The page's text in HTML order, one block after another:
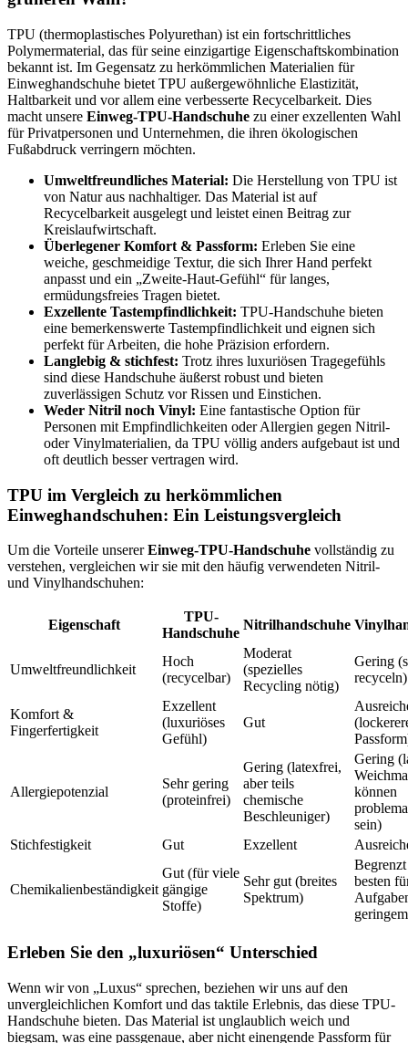
TPU (thermoplastisches Polyurethan) ist ein fortschrittliches
Polymermaterial, das für seine einzigartige Eigenschaftskombination
bekannt ist. Im Gegensatz zu herkömmlichen Materialien für
Einweghandschuhe bietet TPU außergewöhnliche Elastizität,
Haltbarkeit und vor allem eine verbesserte Recycelbarkeit. Dies
macht unsere Einweg-TPU-Handschuhe zu einer exzellenten Wahl
für Privatpersonen und Unternehmen, die ihren ökologischen
Fußabdruck verringern möchten.
Umweltfreundliches Material: Die Herstellung von TPU ist
von Natur aus nachhaltiger. Das Material ist auf
Recycelbarkeit ausgelegt und leistet einen Beitrag zur
Kreislaufwirtschaft.
Überlegener Komfort & Passform: Erleben Sie eine
weiche, geschmeidige Textur, die sich Ihrer Hand perfekt
anpasst und ein „Zweite-Haut-Gefühl“ für langes,
ermüdungsfreies Tragen bietet.
Exzellente Tastempfindlichkeit: TPU-Handschuhe bieten
eine bemerkenswerte Tastempfindlichkeit und eignen sich
perfekt für Arbeiten, die hohe Präzision erfordern.
Langlebig & stichfest: Trotz ihres luxuriösen Tragegefühls
sind diese Handschuhe äußerst robust und bieten
zuverlässigen Schutz vor Rissen und Einstichen.
Weder Nitril noch Vinyl: Eine fantastische Option für
Personen mit Empfindlichkeiten oder Allergien gegen Nitril-
oder Vinylmaterialien, da TPU völlig anders aufgebaut ist und
oft deutlich besser vertragen wird.
TPU im Vergleich zu herkömmlichen
Einweghandschuhen: Ein Leistungsvergleich
Um die Vorteile unsererEinweg-TPU-Handschuhe vollständig zu
verstehen, vergleichen wir sie mit den häufig verwendeten Nitril-
und Vinylhandschuhen:
Eigenschaft
TPU-
Handschuhe
Nitrilhandschuhe
Umweltfreundlichkeit
Hoch
(recycelbar)
Moderat
(spezielles
Recycling nötig)
Gering
recyceln)
Komfort &
Fingerfertigkeit
Exzellent
(luxuriöses
Gefühl)
Gut
Allergiepotenzial
Sehr gering
(proteinfrei)
Gering (latexfrei,
aber teils
chemische
Beschleuniger)
Gering
können
sein)
Stichfestigkeit
Gut Exzellent
Chemikalienbeständigkeit
Gut (für viele
gängige
Stoffe)
Sehr gut (breites
Spektrum)
besten
Erleben Sie den „luxuriösen“ Unterschied
Wenn wir von „Luxus“ sprechen, beziehen wir uns auf den
unvergleichlichen Komfort und das taktile Erlebnis, das diese TPU-
Handschuhe bieten. Das Material ist unglaublich weich und
biegsam, was eine passgenaue, aber nicht einengende Passform für